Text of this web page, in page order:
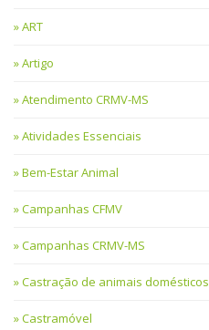
ART
Artigo
Atendimento CRMV-MS
Atividades Essenciais
Bem-Estar Animal
Campanhas CFMV
Campanhas CRMV-MS
Castração de animais domésticos
Castramóvel